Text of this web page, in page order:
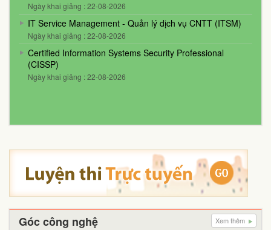
Ngày khai giảng : 22-08-2026
IT Service Management - Quản lý dịch vụ CNTT (ITSM)
Ngày khai giảng : 22-08-2026
Certified Information Systems Security Professional
(CISSP)
Ngày khai giảng : 22-08-2026
Góc công nghệ Xem thêm